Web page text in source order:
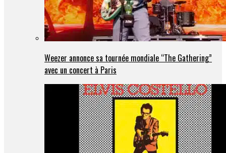
Weezer annonce sa tournée mondiale “The Gathering”
avec un concert à Paris